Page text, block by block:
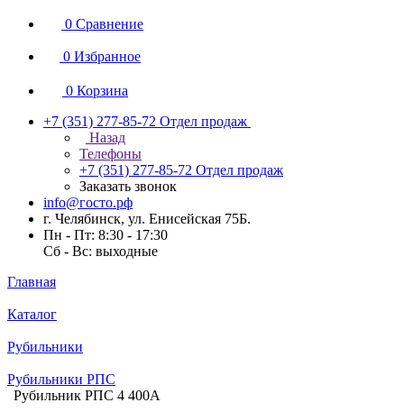
0 Сравнение
0 Избранное
0 Корзина
+7 (351) 277-85-72 Отдел продаж
Назад
Телефоны
+7 (351) 277-85-72 Отдел продаж
Заказать звонок
info@госто.рф
г. Челябинск, ул. Енисейская 75Б.
Пн - Пт: 8:30 - 17:30
Сб - Вс: выходные
Главная
Каталог
Рубильники
Рубильники РПС
Рубильник РПС 4 400А